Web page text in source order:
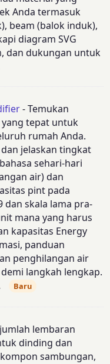
Anda termasuk
beam (balok induk),
diagram SVG
dan dukungan untuk
- Temukan
tepat untuk
rumah Anda.
jelaskan tingkat
sehari-hari
air) dan
pint pada
dan skala lama pra-
mana yang harus
kapasitas Energy
panduan
penghilangan air
langkah lengkap.
Baru
lembaran
dinding dan
sambungan,